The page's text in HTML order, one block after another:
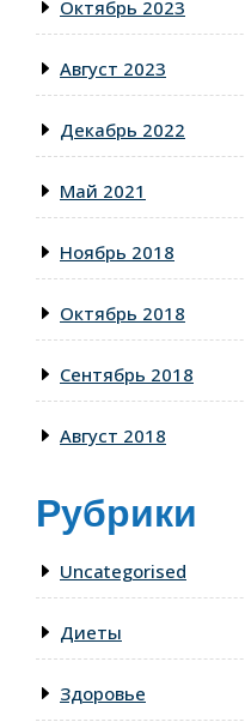
Октябрь 2023
Август 2023
Декабрь 2022
Май 2021
Ноябрь 2018
Октябрь 2018
Сентябрь 2018
Август 2018
Рубрики
Uncategorised
Диеты
Здоровье